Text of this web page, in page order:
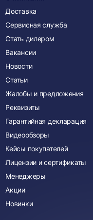
Доставка
Сервисная служба
Стать дилером
Вакансии
Новости
Статьи
Жалобы и предложения
Реквизиты
Гарантийная декларация
Видеообзоры
Кейсы покупателей
Лицензии и сертификаты
Менеджеры
Акции
Новинки